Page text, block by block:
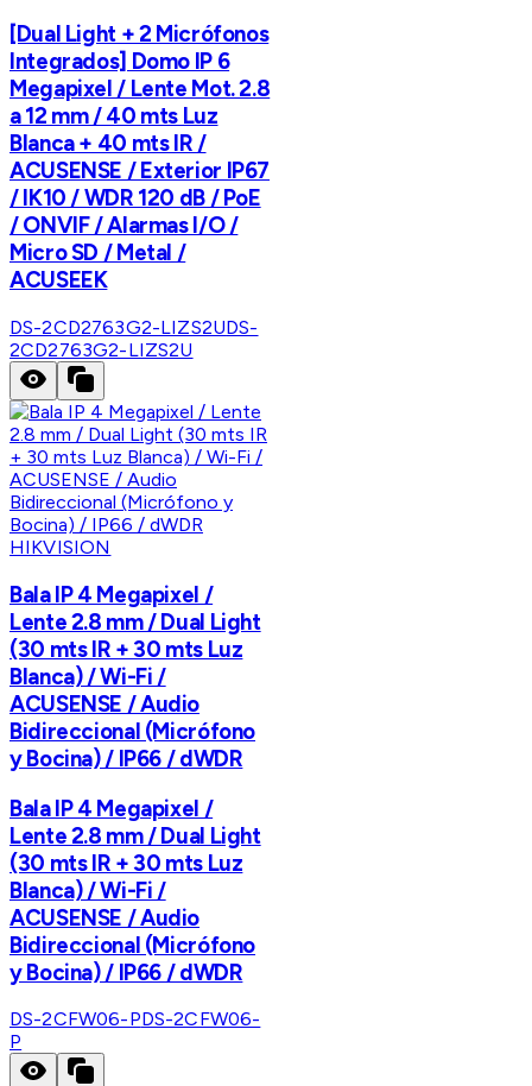
[Dual Light + 2 Micrófonos
Integrados] Domo IP 6
Megapixel / Lente Mot. 2.8
a 12 mm / 40 mts Luz
Blanca + 40 mts IR /
ACUSENSE / Exterior IP67
/ IK10 / WDR 120 dB / PoE
/ ONVIF / Alarmas I/O /
Micro SD / Metal /
ACUSEEK
DS-2CD2763G2-LIZS2UDS-
2CD2763G2-LIZS2U
HIKVISION
Bala IP 4 Megapixel /
Lente 2.8 mm / Dual Light
(30 mts IR + 30 mts Luz
Blanca) / Wi-Fi /
ACUSENSE / Audio
Bidireccional (Micrófono
y Bocina) / IP66 / dWDR
Bala IP 4 Megapixel /
Lente 2.8 mm / Dual Light
(30 mts IR + 30 mts Luz
Blanca) / Wi-Fi /
ACUSENSE / Audio
Bidireccional (Micrófono
y Bocina) / IP66 / dWDR
DS-2CFW06-PDS-2CFW06-
P